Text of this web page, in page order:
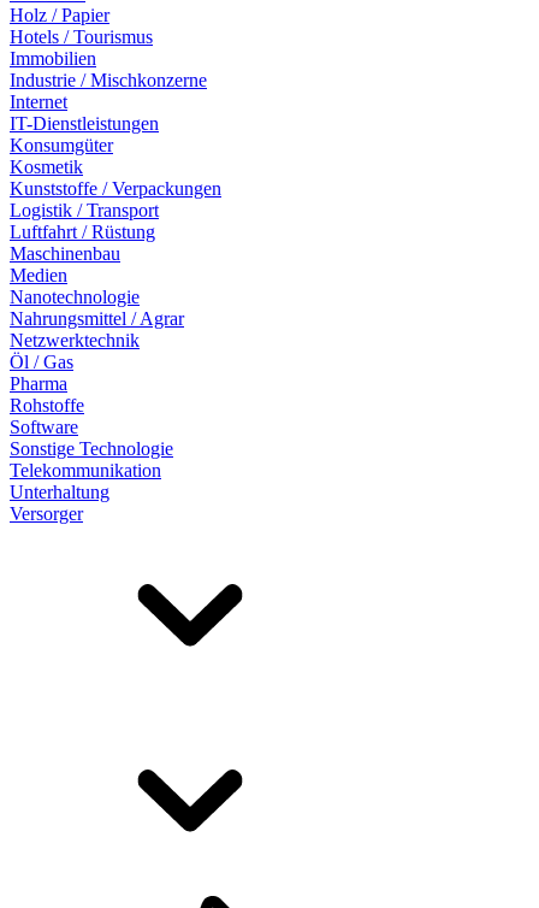
Holz / Papier
Hotels / Tourismus
Immobilien
Industrie / Mischkonzerne
Internet
IT-Dienstleistungen
Konsumgüter
Kosmetik
Kunststoffe / Verpackungen
Logistik / Transport
Luftfahrt / Rüstung
Maschinenbau
Medien
Nanotechnologie
Nahrungsmittel / Agrar
Netzwerktechnik
Öl / Gas
Pharma
Rohstoffe
Software
Sonstige Technologie
Telekommunikation
Unterhaltung
Versorger